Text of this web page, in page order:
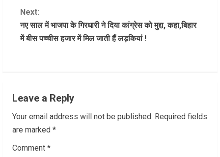
n
t
u
e
R
e
Next:
नए साल में भाजपा के गिरधारी ने दिया कांग्रेस को मुद्दा, कहा,बिहार
में बीस पच्चीस हजार में मिल जाती हैं लड़कियां !
Leave a Reply
Your email address will not be published. Required fields
are marked *
Comment *